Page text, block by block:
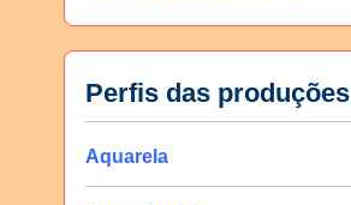
Perfis das produções
Aquarela